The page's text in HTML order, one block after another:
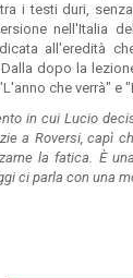
i testi duri,
nell'Italia
all'eredità
dopo la
che verrà" e
in cui Lucio
a Roversi, capì
la fatica. È
ci parla con una